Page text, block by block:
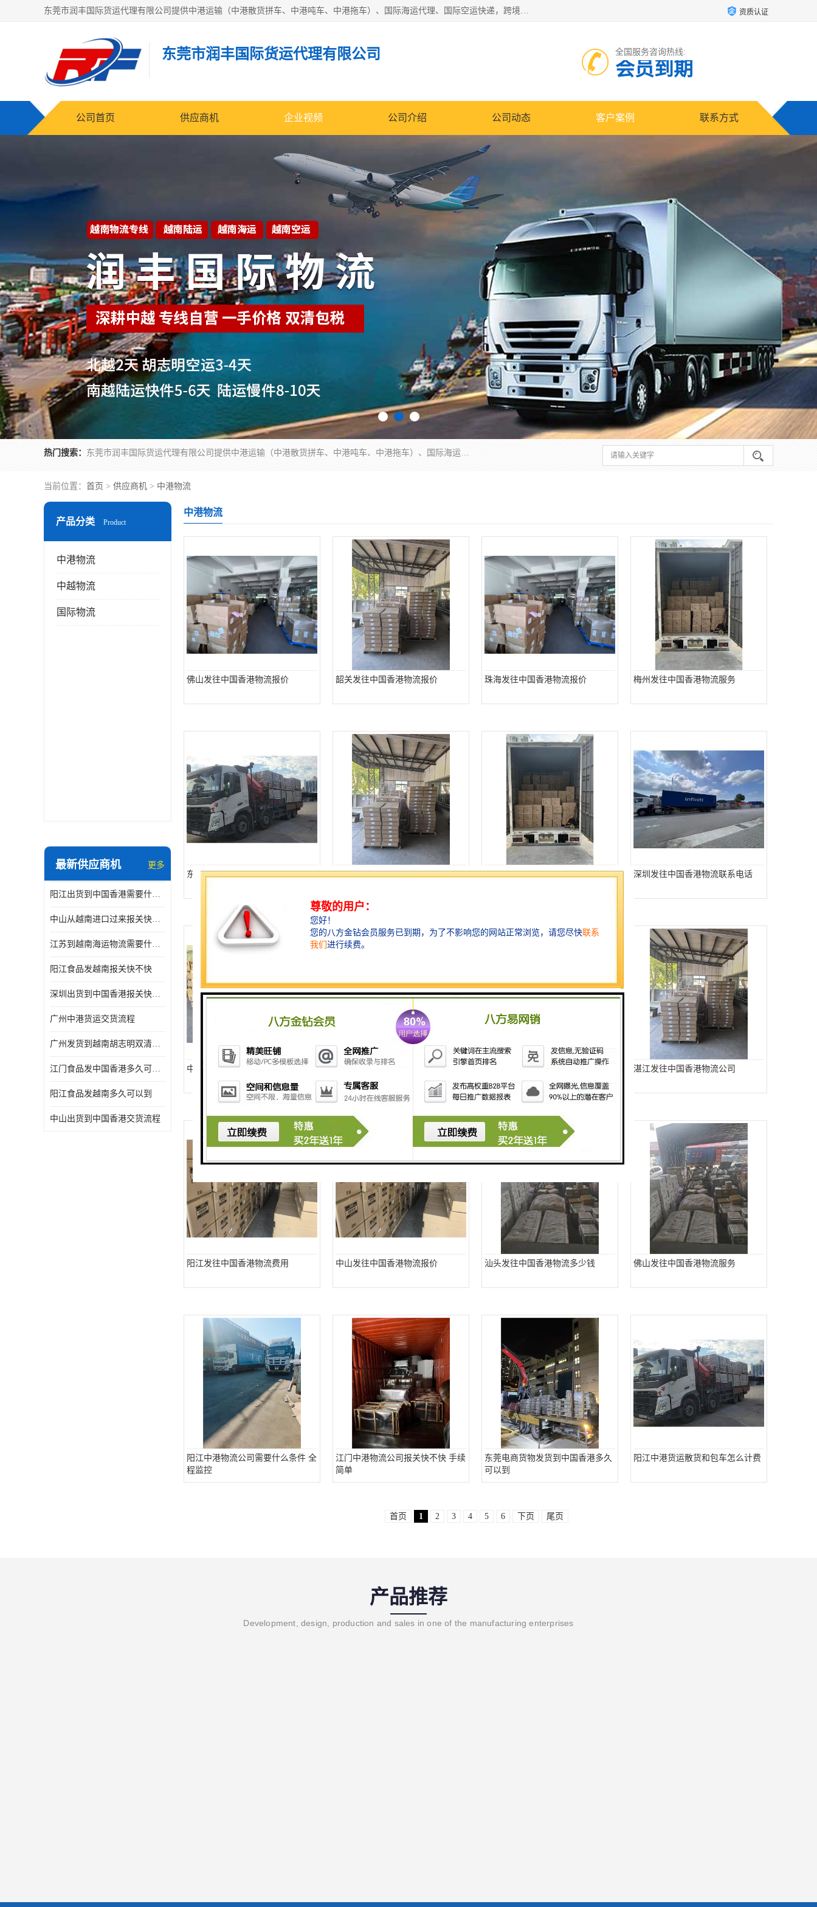
东莞市润丰国际货运代理有限公司提供中港运输（中港散货拼车、中港吨车、中港拖车）、国际海运代理、国际空运快递，跨境电商，亚马逊FBA，国内物流园服务，进出口报关，仓储，提供给客户整套运输解决方案和增值服务 资质认证
东莞市润丰国际货运代理有限公司 全国服务咨询热线:
会员到期
公司首页 供应商机 企业视频 公司介绍 公司动态 客户案例 联系方式
热门搜索： 东莞市润丰国际货运代理有限公司提供中港运输（中港散货拼车、中港吨车、中港拖车）、国际海运代理、国际空运快递，跨境电商，亚马逊FBA，国内物流园服务，进出口报关，仓储，提供给客户整套运输解决方案和增值服务
当前位置： 首页 > 供应商机 > 中港物流
产品分类 Product
中港物流
中越物流
国际物流
最新供应商机 更多
阳江出货到中国香港需要什么条件 专线直达
中山从越南进口过来报关快不快
江苏到越南海运物流需要什么条件 一步到位
阳江食品发越南报关快不快
深圳出货到中国香港报关快不快 一手货源
广州中港货运交货流程
广州发货到越南胡志明双清需要什么文件
江门食品发中国香港多久可以到 一键发货
阳江食品发越南多久可以到
中山出货到中国香港交货流程
中港物流
佛山发往中国香港物流报价 韶关发往中国香港物流报价 珠海发往中国香港物流报价 梅州发往中国香港物流服务
东莞发往中国香港物流标准 河源发往中国香港物流报价 汕头发往中国香港物流服务 深圳发往中国香港物流联系电话
中山发往中国香港物流服务 江门发往中国香港物流 清远发往中国香港物流 湛江发往中国香港物流公司
阳江发往中国香港物流费用 中山发往中国香港物流报价 汕头发往中国香港物流多少钱 佛山发往中国香港物流服务
阳江中港物流公司需要什么条件 全
程监控
江门中港物流公司报关快不快 手续
简单
东莞电商货物发货到中国香港多久
可以到
阳江中港货运散货和包车怎么计费
首页 1 2 3 4 5 6 下页 尾页
产品推荐
Development, design, production and sales in one of the manufacturing enterprises